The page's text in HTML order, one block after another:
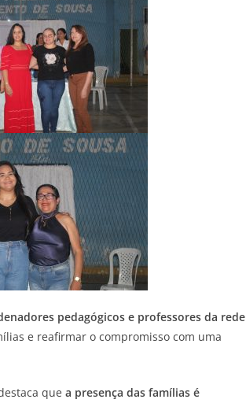
pedagógicos e professores da rede
e reafirmar o compromisso com uma
que a presença das famílias é